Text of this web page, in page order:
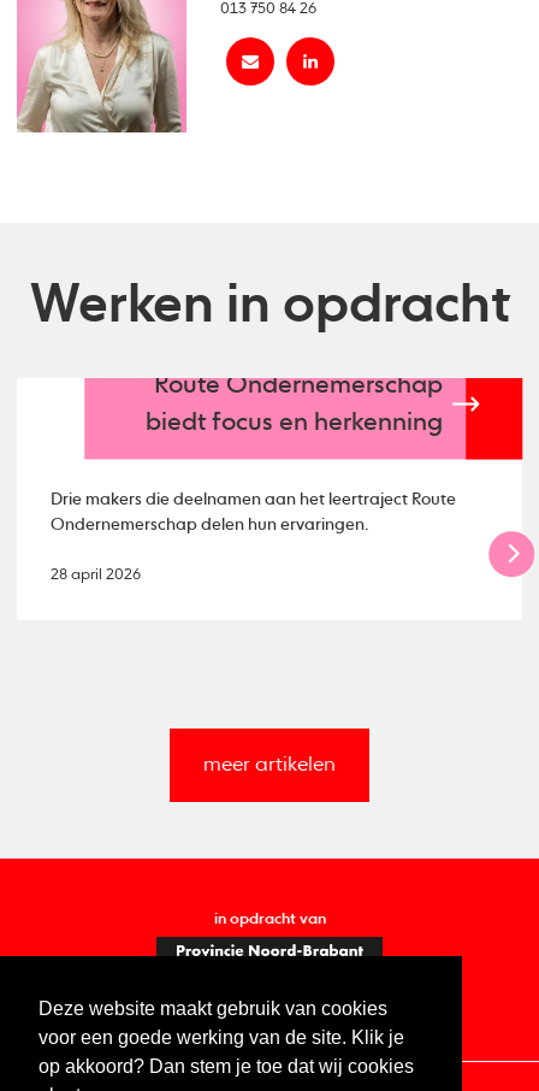
Deze website maakt gebruik van cookies
voor een goede werking van de site. Klik je
op akkoord? Dan stem je toe dat wij cookies
013 750 84 26
Werken in opdracht
Route Ondernemerschap
biedt focus en herkenning
Drie makers die deelnamen aan het leertraject Route
Ondernemerschap delen hun ervaringen.
28 april 2026
meer artikelen
in opdracht van